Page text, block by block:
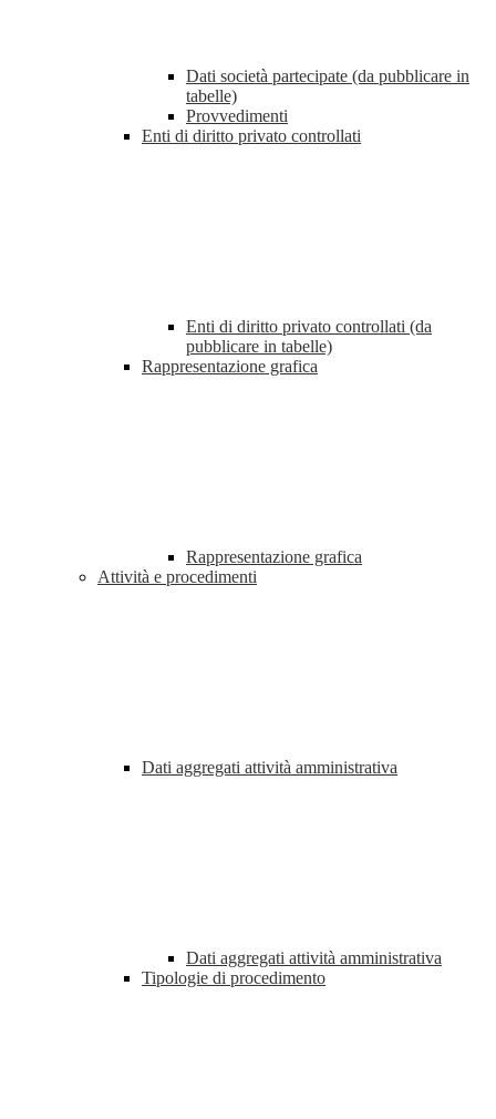
Dati società partecipate (da pubblicare in
tabelle)
Provvedimenti
Enti di diritto privato controllati
Enti di diritto privato controllati (da
pubblicare in tabelle)
Rappresentazione grafica
Rappresentazione grafica
Attività e procedimenti
Dati aggregati attività amministrativa
Dati aggregati attività amministrativa
Tipologie di procedimento